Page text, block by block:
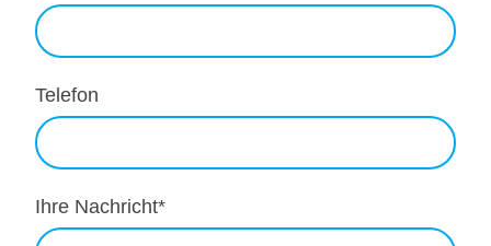
Telefon
Ihre Nachricht*